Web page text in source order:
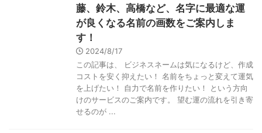
藤、鈴木、高橋など、名字に最適な運
が良くなる名前の画数をご案内しま
す！
2024/8/17
この記事は、 ビジネスネームは気になるけど、作成
コストを安く抑えたい！ 名前をちょっと変えて運気
を上げたい！ 自力で名前を作りたい！ という方向
けのサービスのご案内です。 望む運の流れを引き寄
せるのが ...